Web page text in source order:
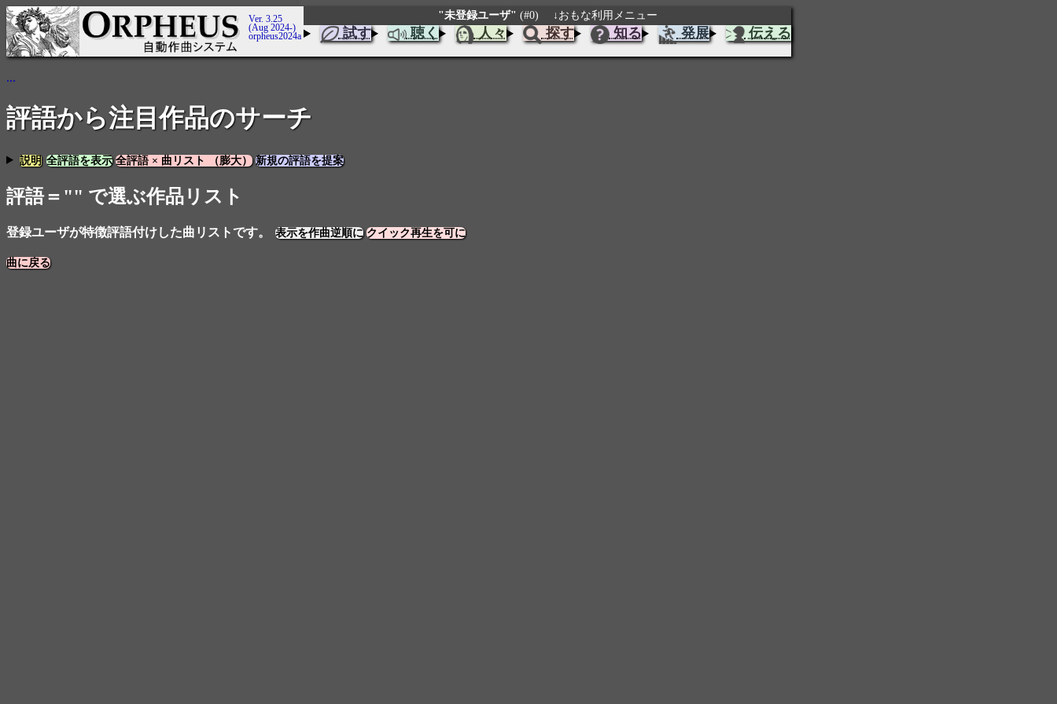
Ver. 3.25
(Aug 2024-)
orpheus2024a
"未登録ユーザ" (#0) ↓おもな利用メニュー
試す 聴く 人々 探す 知る 発展 伝える
...
評語から注目作品のサーチ
説明 全評語を表示 全評語 × 曲リスト （膨大） 新規の評語を提案
評語＝"" で選ぶ作品リスト
登録ユーザが特徴評語付けした曲リストです。 表示を作曲逆順に クイック再生を可に
曲に戻る